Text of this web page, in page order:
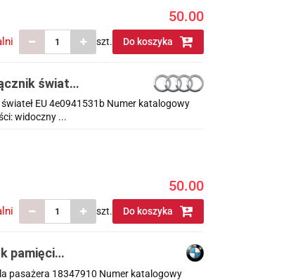
50.00
szt. Do koszyka
świateł
EU 4e0941531b Numer katalogowy
widoczny ...
50.00
szt. Do koszyka
pamięci
pasażera 18347910 Numer katalogowy